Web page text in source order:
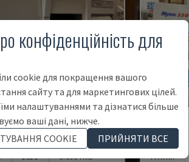
ВЕРТИКАЛЬНИЙ ОБРОБНИЙ ЦЕНТР
2021 6.000 HRS
MYNX
ІТАЛІЯ
конфіденційність для
cookie для покращення вашого
сайту та для маркетингових цілей.
налаштуваннями та дізнатися більше
ваші дані, нижче.
COOKIE
ПРИЙНЯТИ ВСЕ